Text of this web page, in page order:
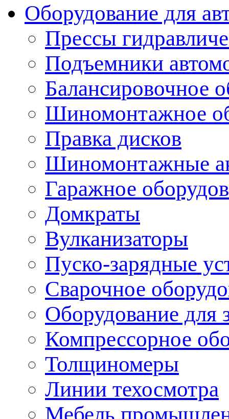
Оборудование для
Прессы
Подъемники
Балансировочное
Шиномонтажное
Правка дисков
Шиномонтажные
Гаражное
Домкраты
Вулканизаторы
Пуско-зарядные
Сварочное
Оборудование для
Компрессорное
Толщиномеры
Линии техосмотра
Мебель